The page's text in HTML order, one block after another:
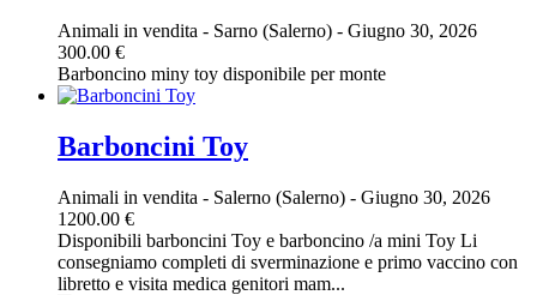
Animali in vendita - Sarno (Salerno) - Giugno 30, 2026
300.00 €
Barboncino miny toy disponibile per monte
Barboncini Toy
Animali in vendita - Salerno (Salerno) - Giugno 30, 2026
1200.00 €
Disponibili barboncini Toy e barboncino /a mini Toy Li
consegniamo completi di sverminazione e primo vaccino con
libretto e visita medica genitori mam...